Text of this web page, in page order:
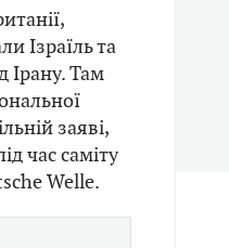
Ізраїль та
Ірану. Там
заяві,
час саміту
Welle.